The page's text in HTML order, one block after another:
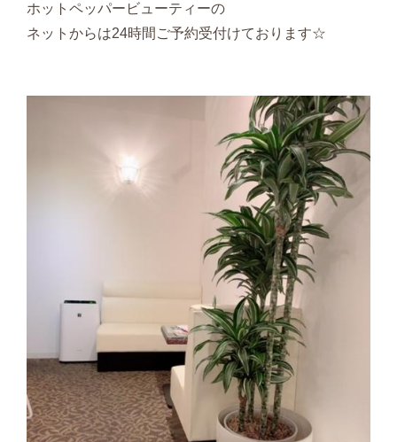
ホットペッパービューティーの
ネットからは24時間ご予約受付けております☆